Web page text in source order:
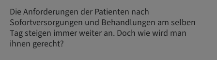
Die Anforderungen der Patienten nach
Sofortversorgungen und Behandlungen am selben
Tag steigen immer weiter an. Doch wie wird man
ihnen gerecht?